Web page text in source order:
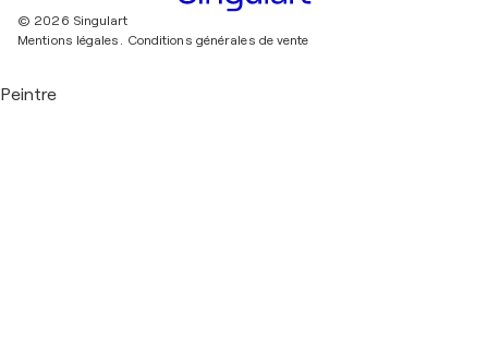
© 2026 Singulart
Mentions légales.
Conditions générales de vente
Peintre